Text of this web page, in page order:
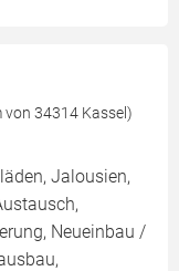
34314 Kassel)
Jalousien,
Neueinbau /